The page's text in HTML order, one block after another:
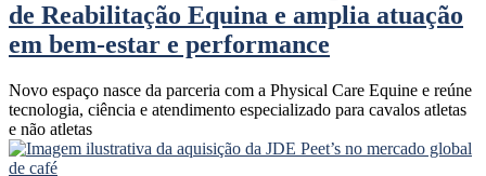
de Reabilitação Equina e amplia atuação
em bem-estar e performance
Novo espaço nasce da parceria com a Physical Care Equine e reúne
tecnologia, ciência e atendimento especializado para cavalos atletas
e não atletas